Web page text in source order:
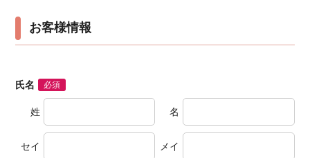
お客様情報
氏名 必須
姓 名
セイ メイ